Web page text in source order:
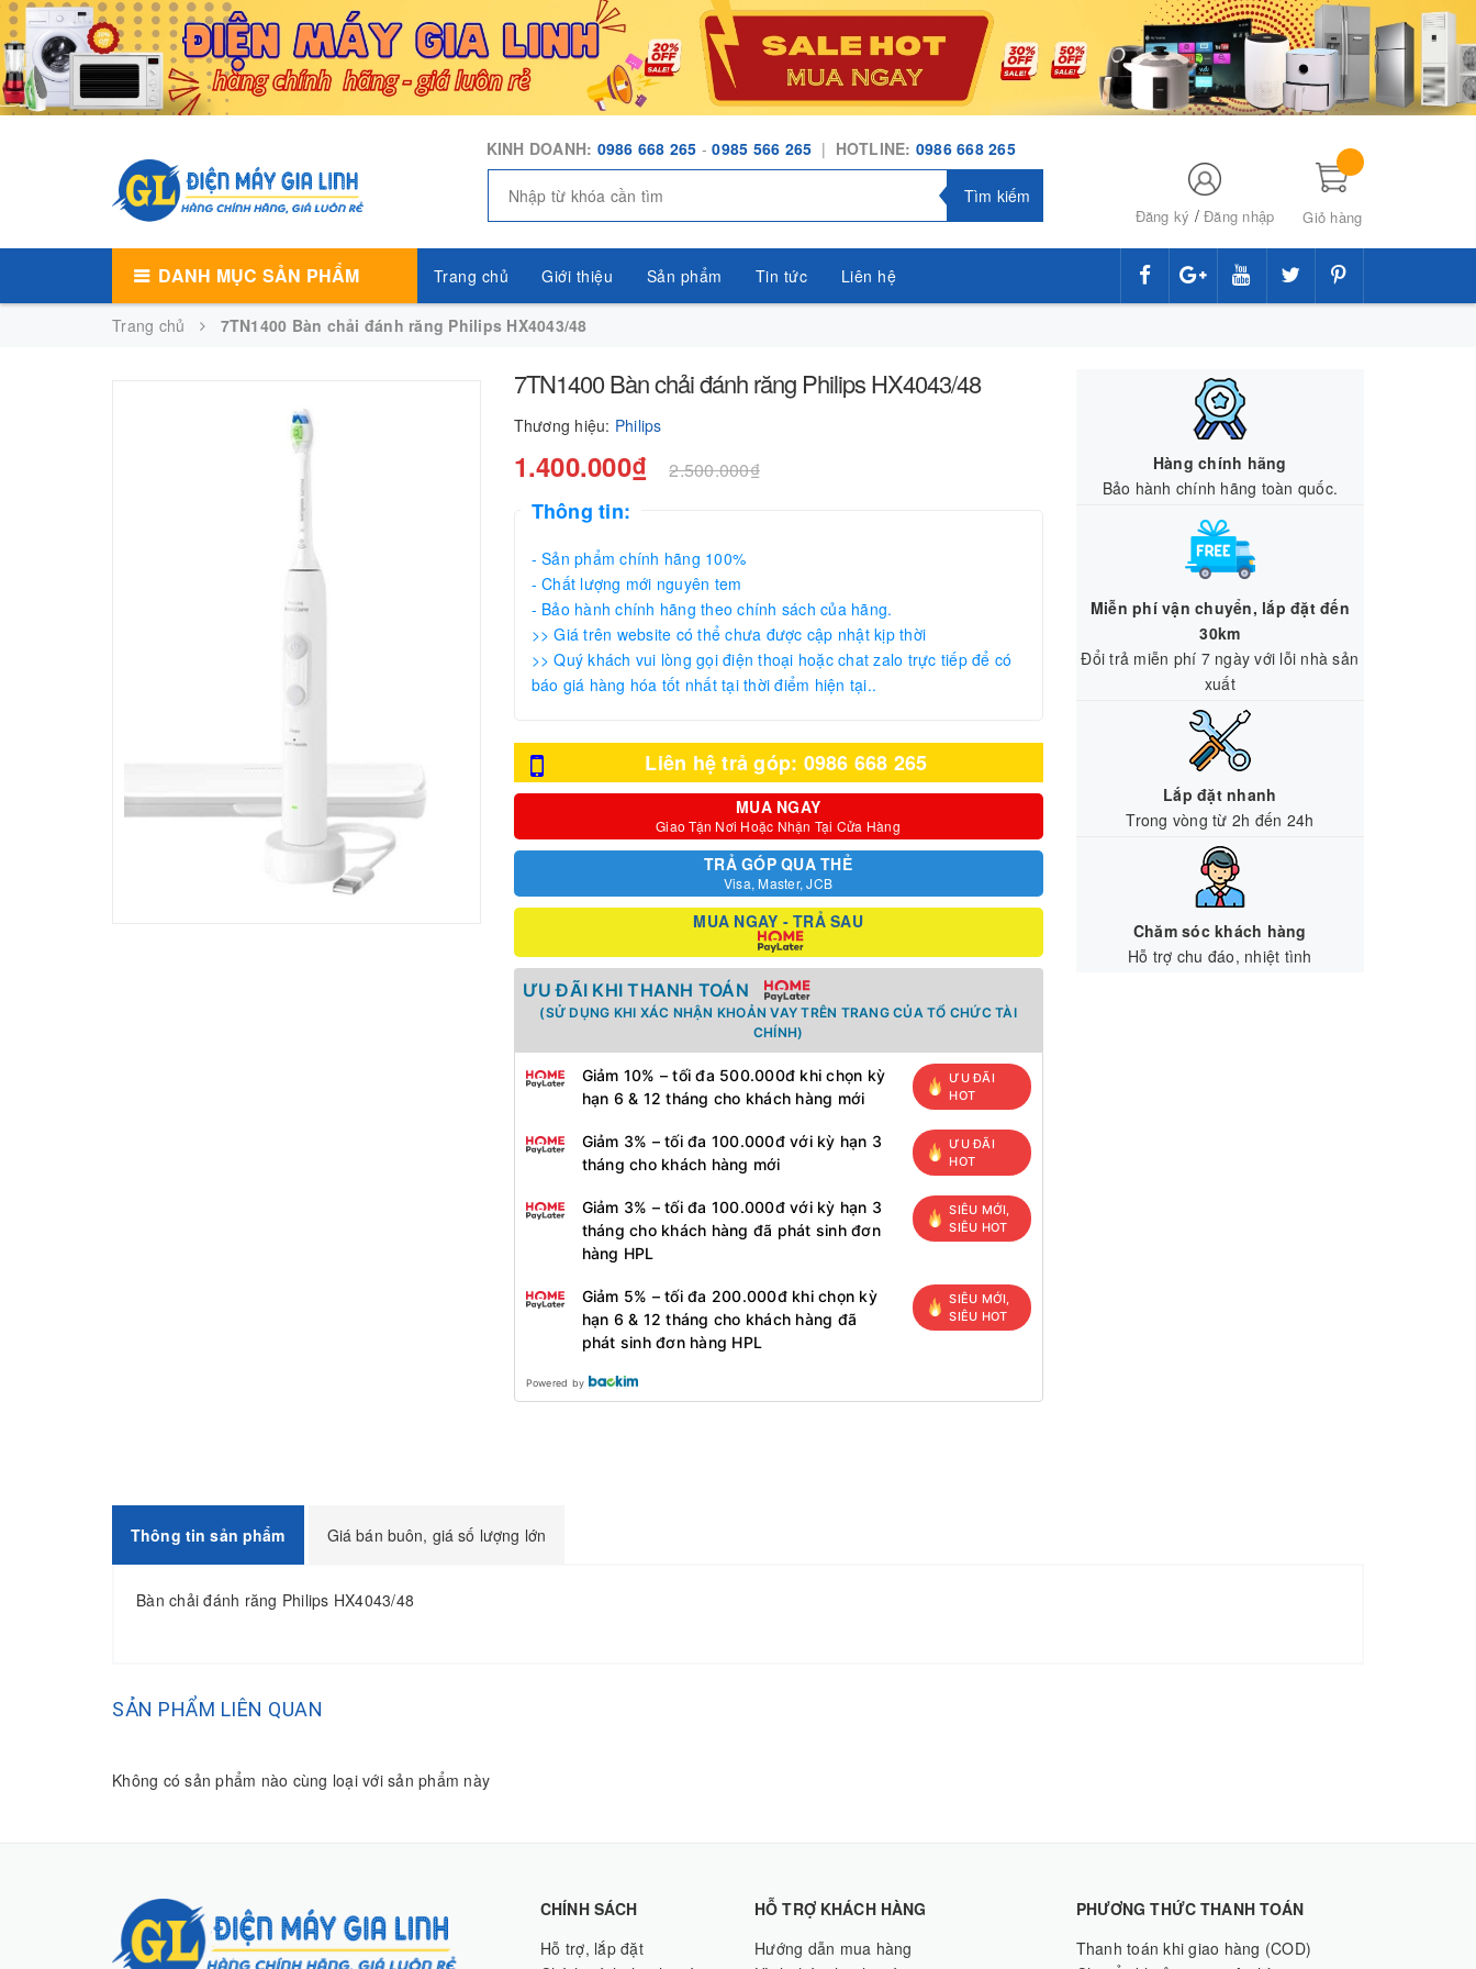
KINH DOANH: 0986 668 265 -0985 566 265 | HOTLINE: 0986 668 265
Tìm kiếm
Đăng ký /Đăng nhập Giỏ hàng
DANH MỤC SẢN PHẨM Trang chủ Giới thiệu Sản phẩm Tin tức Liên hệ
Trang chủ 7TN1400 Bàn chải đánh răng Philips HX4043/48
7TN1400 Bàn chải đánh răng Philips HX4043/48
Thương hiệu: Philips
1.400.000₫ 2.500.000₫
Thông tin:
- Sản phẩm chính hãng 100%
- Chất lượng mới nguyên tem
- Bảo hành chính hãng theo chính sách của hãng.
>> Giá trên website có thể chưa được cập nhật kịp thời
>> Quý khách vui lòng gọi điện thoại hoặc chat zalo trực tiếp để có
báo giá hàng hóa tốt nhất tại thời điểm hiện tại..
Liên hệ trả góp: 0986 668 265
MUA NGAY
Giao Tận Nơi Hoặc Nhận Tại Cửa Hàng
TRẢ GÓP QUA THẺ
Visa, Master, JCB
MUA NGAY - TRẢ SAU
ƯU ĐÃI KHI THANH TOÁN
(SỬ DỤNG KHI XÁC NHẬN KHOẢN VAY TRÊN TRANG CỦA TỔ CHỨC TÀI
CHÍNH)
Giảm 10% – tối đa 500.000đ khi chọn kỳ
hạn 6 & 12 tháng cho khách hàng mới
ƯU ĐÃI
HOT
Giảm 3% – tối đa 100.000đ với kỳ hạn 3
tháng cho khách hàng mới
ƯU ĐÃI
HOT
Giảm 3% – tối đa 100.000đ với kỳ hạn 3
tháng cho khách hàng đã phát sinh đơn
hàng HPL
SIÊU MỚI,
SIÊU HOT
Giảm 5% – tối đa 200.000đ khi chọn kỳ
hạn 6 & 12 tháng cho khách hàng đã
phát sinh đơn hàng HPL
SIÊU MỚI,
SIÊU HOT
Powered by
Hàng chính hãng
Bảo hành chính hãng toàn quốc.
Miễn phí vận chuyển, lắp đặt đến
30km
Đổi trả miễn phí 7 ngày với lỗi nhà sản
xuất
Lắp đặt nhanh
Trong vòng từ 2h đến 24h
Chăm sóc khách hàng
Hỗ trợ chu đáo, nhiệt tình
Thông tin sản phẩm Giá bán buôn, giá số lượng lớn
Bàn chải đánh răng Philips HX4043/48
SẢN PHẨM LIÊN QUAN
Không có sản phẩm nào cùng loại với sản phẩm này
CHÍNH SÁCH
Hỗ trợ, lắp đặt
HỖ TRỢ KHÁCH HÀNG
Hướng dẫn mua hàng
PHƯƠNG THỨC THANH TOÁN
Thanh toán khi giao hàng (COD)